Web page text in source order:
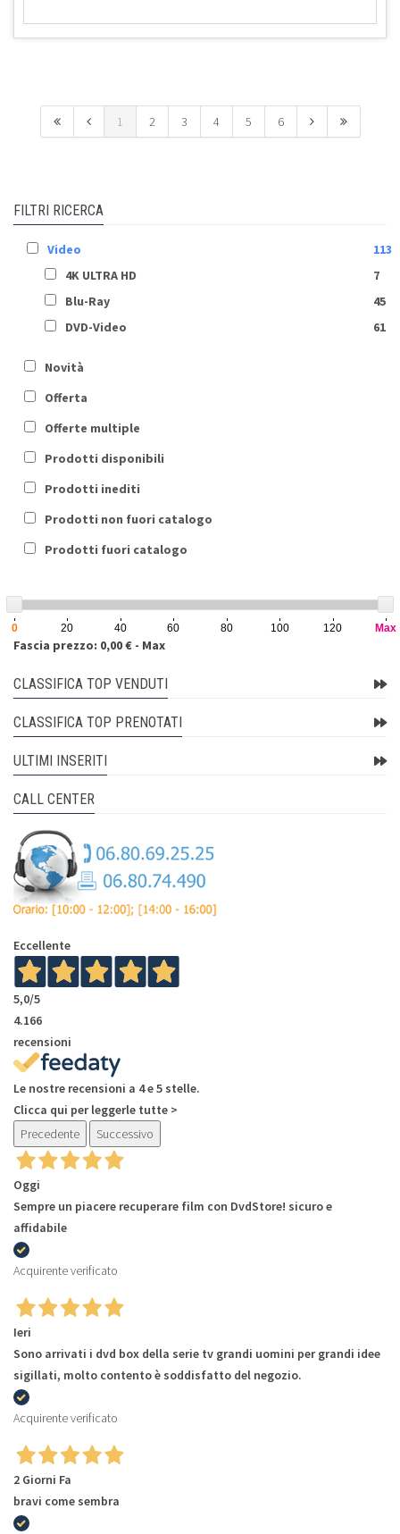
1 2 3 4 5 6
FILTRI RICERCA
Video
113
4K ULTRA HD
7
Blu-Ray
45
DVD-Video
61
Novità
Offerta
Offerte multiple
Prodotti disponibili
Prodotti inediti
Prodotti non fuori catalogo
Prodotti fuori catalogo
0 20 40 60 80 100 120 Max
Fascia prezzo: 0,00 € - Max
CLASSIFICA TOP VENDUTI
CLASSIFICA TOP PRENOTATI
ULTIMI INSERITI
CALL CENTER
Eccellente
5,0/5
4.166
recensioni
Le nostre recensioni a 4 e 5 stelle.
Clicca qui per leggerle tutte >
Precedente
Successivo
Oggi
Sempre un piacere recuperare film con DvdStore! sicuro e
affidabile
Acquirente verificato
Ieri
Sono arrivati i dvd box della serie tv grandi uomini per grandi idee
sigillati, molto contento è soddisfatto del negozio.
Acquirente verificato
2 Giorni Fa
bravi come sembra